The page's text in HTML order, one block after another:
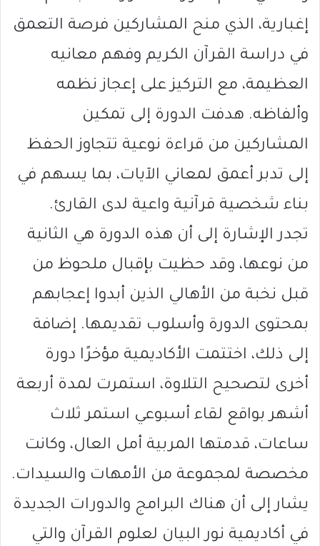
إغبارية، الذي منح المشاركين فرصة التعمق
في دراسة القرآن الكريم وفهم معانيه
العظيمة، مع التركيز على إعجاز نظمه
وألفاظه. هدفت الدورة إلى تمكين
المشاركين من قراءة نوعية تتجاوز الحفظ
إلى تدبر أعمق لمعاني الآيات، بما يسهم في
بناء شخصية قرآنية واعية لدى القارئ.
تجدر الإشارة إلى أن هذه الدورة هي الثانية
من نوعها، وقد حظيت بإقبال ملحوظ من
قبل نخبة من الأهالي الذين أبدوا إعجابهم
بمحتوى الدورة وأسلوب تقديمها. إضافة
إلى ذلك، اختتمت الأكاديمية مؤخرًا دورة
أخرى لتصحيح التلاوة، استمرت لمدة أربعة
أشهر بواقع لقاء أسبوعي استمر ثلاث
ساعات، قدمتها المربية أمل العال، وكانت
مخصصة لمجموعة من الأمهات والسيدات.
يشار إلى أن هناك البرامج والدورات الجديدة
في أكاديمية نور البيان لعلوم القرآن والتي